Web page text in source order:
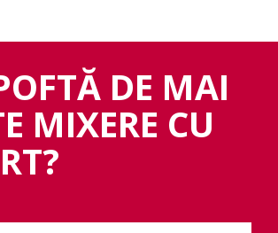
DE MAI
MIXERE CU